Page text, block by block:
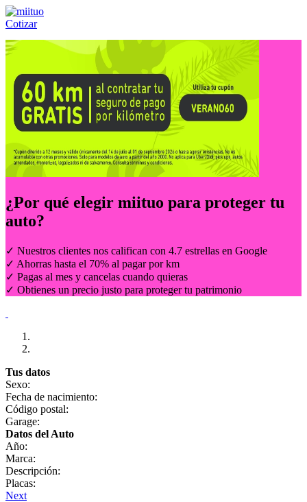
Cotizar
Llámanos al:(55) 84-21-05-00 ó
¿Por qué elegir miituo para proteger tu
auto?
✓ Nuestros clientes nos califican con 4.7 estrellas en Google
✓ Ahorras hasta el 70% al pagar por km
✓ Pagas al mes y cancelas cuando quieras
✓ Obtienes un precio justo para proteger tu patrimonio
Tus datos
Sexo:
Fecha de nacimiento:
Código postal:
Garage:
Datos del Auto
Año:
Marca:
Descripción:
Placas:
Next